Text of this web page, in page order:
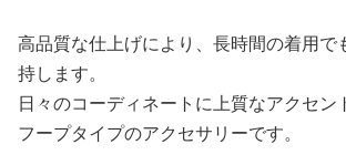
高品質な仕上げにより、長時間の着用で
持します。
日々のコーディネートに上質なアクセン
フープタイプのアクセサリーです。